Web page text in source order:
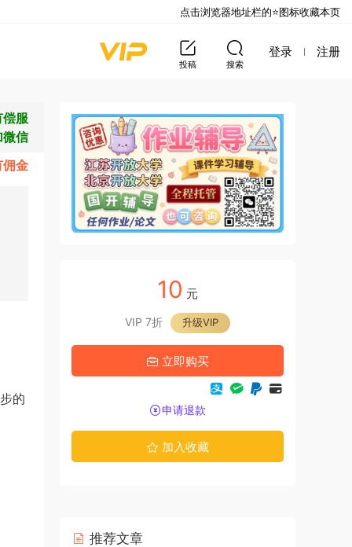
投稿 搜索
登录 注册
佣金
的
偿服
微信
10 元
VIP 7折 升级VIP
立即购买
申请退款
加入收藏
推荐文章
点击浏览器地址栏的⭐图标收藏本页